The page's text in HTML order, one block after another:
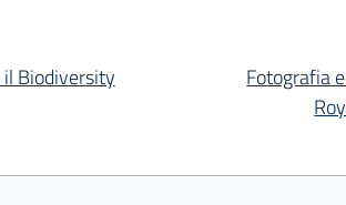
Biodiversity
Fotografia